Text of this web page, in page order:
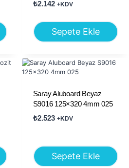
₺2.142 +KDV
Sepete Ekle
Saray Aluboard Beyaz
S9016 125×320 4mm 025
₺2.523 +KDV
Sepete Ekle